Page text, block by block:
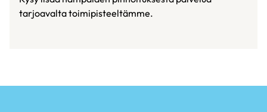
tarjoavalta toimipisteeltämme.